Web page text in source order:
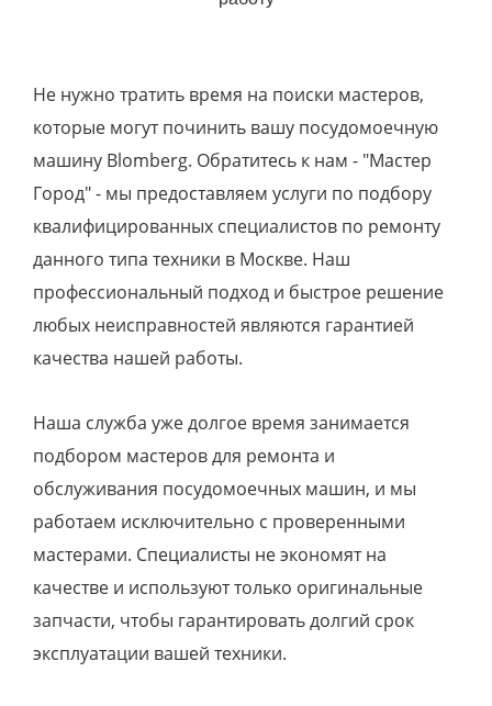
Не нужно тратить время на поиски мастеров,
которые могут починить вашу посудомоечную
машину Blomberg. Обратитесь к нам - "Мастер
Город" - мы предоставляем услуги по подбору
квалифицированных специалистов по ремонту
данного типа техники в Москве. Наш
профессиональный подход и быстрое решение
любых неисправностей являются гарантией
качества нашей работы.
Наша служба уже долгое время занимается
подбором мастеров для ремонта и
обслуживания посудомоечных машин, и мы
работаем исключительно с проверенными
мастерами. Специалисты не экономят на
качестве и используют только оригинальные
запчасти, чтобы гарантировать долгий срок
эксплуатации вашей техники.